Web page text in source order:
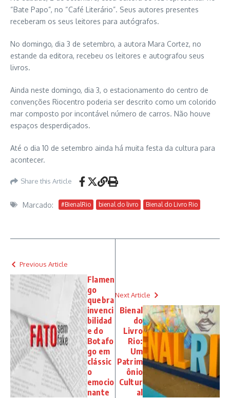
“Bate Papo”, no “Café Literário”. Seus autores presentes
receberam os seus leitores para autógrafos.
No domingo, dia 3 de setembro, a autora Mara Cortez, no
estande da editora, recebeu os leitores e autografou seus
livros.
Ainda neste domingo, dia 3, o estacionamento do centro de
convenções Riocentro poderia ser descrito como um colorido
mar composto por incontável número de carros. Não houve
espaços desperdiçados.
Até o dia 10 de setembro ainda há muita festa da cultura para
acontecer.
Share this Article
Marcado: #BienalRio bienal do livro Bienal do Livro Rio
Previous Article
Flamen
go
quebra
invenci
bilidad
e do
Botafo
go em
clássic
o
emocio
nante
Next Article
Bienal
do
Livro
Rio:
Um
Patrim
ônio
Cultur
al